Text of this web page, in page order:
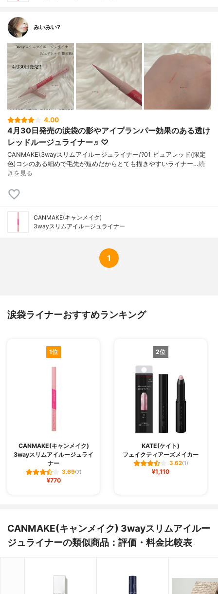
みいみい?
4.00
4月30日発売の涙袋の影やアイプランパー効果のある透け
レッドルージュライナー♬︎♡
CANMAKE \3wayスリムアイルージュライナー/ ?01 ピュアレッド(限定
色) コシのある細めで毛先が短めだからとても描きやすいライナー …続
きを見る
CANMAKE(キャンメイク)
3wayスリムアイルージュライナー
1
涙袋ライナーおすすめランキング
1位
CANMAKE(キャンメイク)
3wayスリムアイルージュライ
ナー
3.69(7)
¥770
2位
KATE(ケイト)
フェイクティアーズメイカー
3.62(1)
¥1,110
CANMAKE(キャンメイク) 3wayスリムアイルー
ジュライナーの類似商品：評価・料金比較表